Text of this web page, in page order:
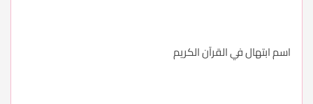
اسم ابتهال في القرآن الكريم